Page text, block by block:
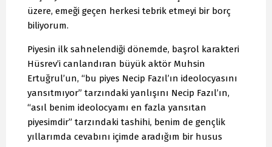
üzere, emeği geçen herkesi tebrik etmeyi bir borç
biliyorum.
Piyesin ilk sahnelendiği dönemde, başrol karakteri
Hüsrev’i canlandıran büyük aktör Muhsin
Ertuğrul’un, “bu piyes Necip Fazıl’ın ideolocyasını
yansıtmıyor” tarzındaki yanlışını Necip Fazıl’ın,
“asıl benim ideolocyamı en fazla yansıtan
piyesimdir” tarzındaki tashihi, benim de gençlik
yıllarımda cevabını içimde aradığım bir husus